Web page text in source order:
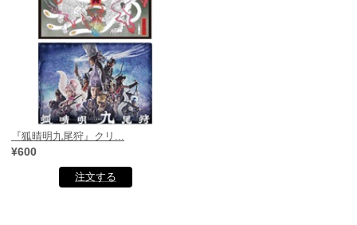
『狐晴明九尾狩』クリ...
¥600